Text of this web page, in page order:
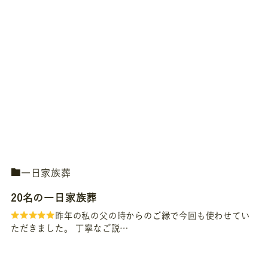
一日家族葬
20名の一日家族葬
昨年の私の父の時からのご縁で今回も使わせてい
ただきました。 丁寧なご説…